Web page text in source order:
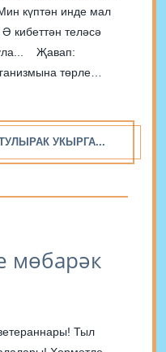
күптән инде мал
кибеттән теләсә
Җавап:
төрле
яшелчәләргә
УКЫРГА...
мөбарәк
Тыл